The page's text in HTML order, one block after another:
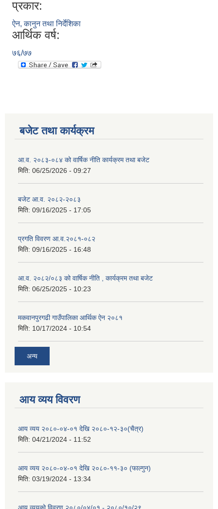
प्रकार:
ऐन, कानुन तथा निर्देशिका
आर्थिक वर्ष:
७६/७७
बजेट तथा कार्यक्रम
आ.व. २०८३-०८४ को वार्षिक नीति कार्यक्रम तथा बजेट
मिति: 06/25/2026 - 09:27
बजेट आ.व. २०८२-२०८३
मिति: 09/16/2025 - 17:05
प्रगति विवरण आ.व.२०८१-०८२
मिति: 09/16/2025 - 16:48
आ.व. २०८२/०८३ को वार्षिक नीति , कार्यक्रम तथा बजेट
मिति: 06/25/2025 - 10:23
मकवानपुरगढी गाउँपालिका आर्थिक ‌‌‌ऐन २०८१
मिति: 10/17/2024 - 10:54
अन्य
आय व्यय विवरण
आय व्यय २०८०-०४-०१ देखि २०८०-१२-३०(चैत्र)
मिति: 04/21/2024 - 11:52
आय व्यय २०८०-०४-०१ देखि २०८०-११-३० (फाल्गुन)
मिति: 03/19/2024 - 13:34
आय व्ययको विवरण २०८०/०४/०१ - २०८०/१०/२९